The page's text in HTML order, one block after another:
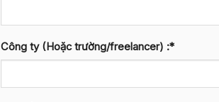
Công ty (Hoặc trường/freelancer) :*